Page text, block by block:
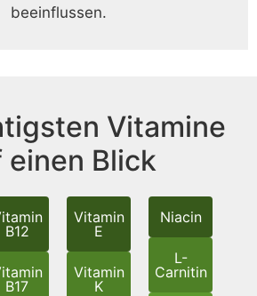
beeinflussen.
Vitamine
einen Blick
B12
B17
Vitamin
E
Vitamin
K
Niacin
L-
Carnitin